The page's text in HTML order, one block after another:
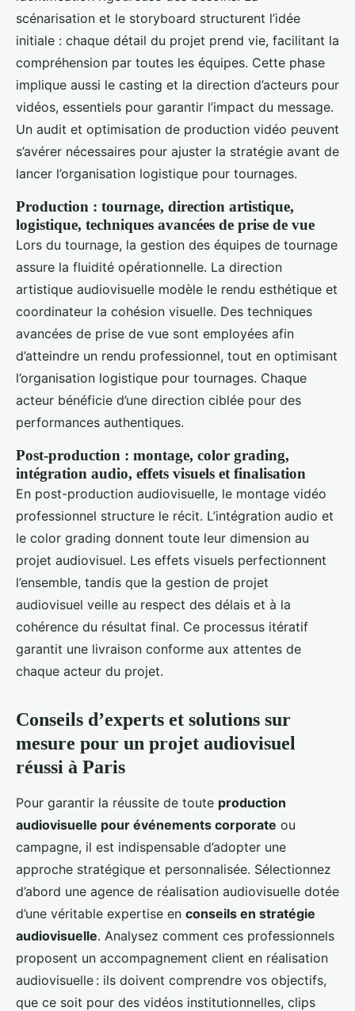
scénarisation et le storyboard structurent l’idée
initiale : chaque détail du projet prend vie, facilitant la
compréhension par toutes les équipes. Cette phase
implique aussi le casting et la direction d’acteurs pour
vidéos, essentiels pour garantir l’impact du message.
Un audit et optimisation de production vidéo peuvent
s’avérer nécessaires pour ajuster la stratégie avant de
lancer l’organisation logistique pour tournages.
Production : tournage, direction artistique,
logistique, techniques avancées de prise de vue
Lors du tournage, la gestion des équipes de tournage
assure la fluidité opérationnelle. La direction
artistique audiovisuelle modèle le rendu esthétique et
coordinateur la cohésion visuelle. Des techniques
avancées de prise de vue sont employées afin
d’atteindre un rendu professionnel, tout en optimisant
l’organisation logistique pour tournages. Chaque
acteur bénéficie d’une direction ciblée pour des
performances authentiques.
Post-production : montage, color grading,
intégration audio, effets visuels et finalisation
En post-production audiovisuelle, le montage vidéo
professionnel structure le récit. L’intégration audio et
le color grading donnent toute leur dimension au
projet audiovisuel. Les effets visuels perfectionnent
l’ensemble, tandis que la gestion de projet
audiovisuel veille au respect des délais et à la
cohérence du résultat final. Ce processus itératif
garantit une livraison conforme aux attentes de
chaque acteur du projet.
Conseils d’experts et solutions sur
mesure pour un projet audiovisuel
réussi à Paris
Pour garantir la réussite de toute production
audiovisuelle pour événements corporate ou
campagne, il est indispensable d’adopter une
approche stratégique et personnalisée. Sélectionnez
d’abord une agence de réalisation audiovisuelle dotée
d’une véritable expertise en conseils en stratégie
audiovisuelle. Analysez comment ces professionnels
proposent un accompagnement client en réalisation
audiovisuelle : ils doivent comprendre vos objectifs,
que ce soit pour des vidéos institutionnelles, clips